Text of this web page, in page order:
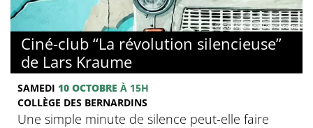
© Collège des Bernardins
Ciné-club “La révolution silencieuse”
de Lars Kraume
SAMEDI 10 OCTOBRE À 15H
COLLÈGE DES BERNARDINS
Une simple minute de silence peut-elle faire